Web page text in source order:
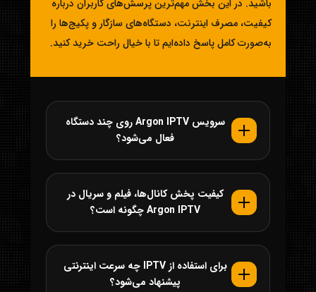
باشید. در این بخش مهم‌ترین پرسش‌های کاربران درباره
کیفیت، مصرف اینترنت، دستگاه‌های سازگار و پکیج‌ها را
به‌صورت کامل پاسخ داده‌ایم تا با خیال راحت خرید کنید.
سرویس Argon IPTV روی چند دستگاه
فعال می‌شود؟
کیفیت پخش کانال‌ها، فیلم و سریال در
Argon IPTV چگونه است؟
برای استفاده از IPTV چه سرعت اینترنتی
پیشنهاد می‌شود؟